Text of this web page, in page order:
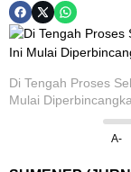
Di Tengah Proses
Mulai
A-